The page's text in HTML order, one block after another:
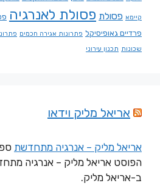
קיימא פסולת פסולת לאנרגיה
פרדיים גאופיסיקל פתרונות אגירה חכמים
שכונות תכנון עירוני
אריאל מליק וידאו
אריאל מליק – אנרגיה מתחדשת
הפוסט אריאל מליק – אנרגיה
ב-אריאל מליק.